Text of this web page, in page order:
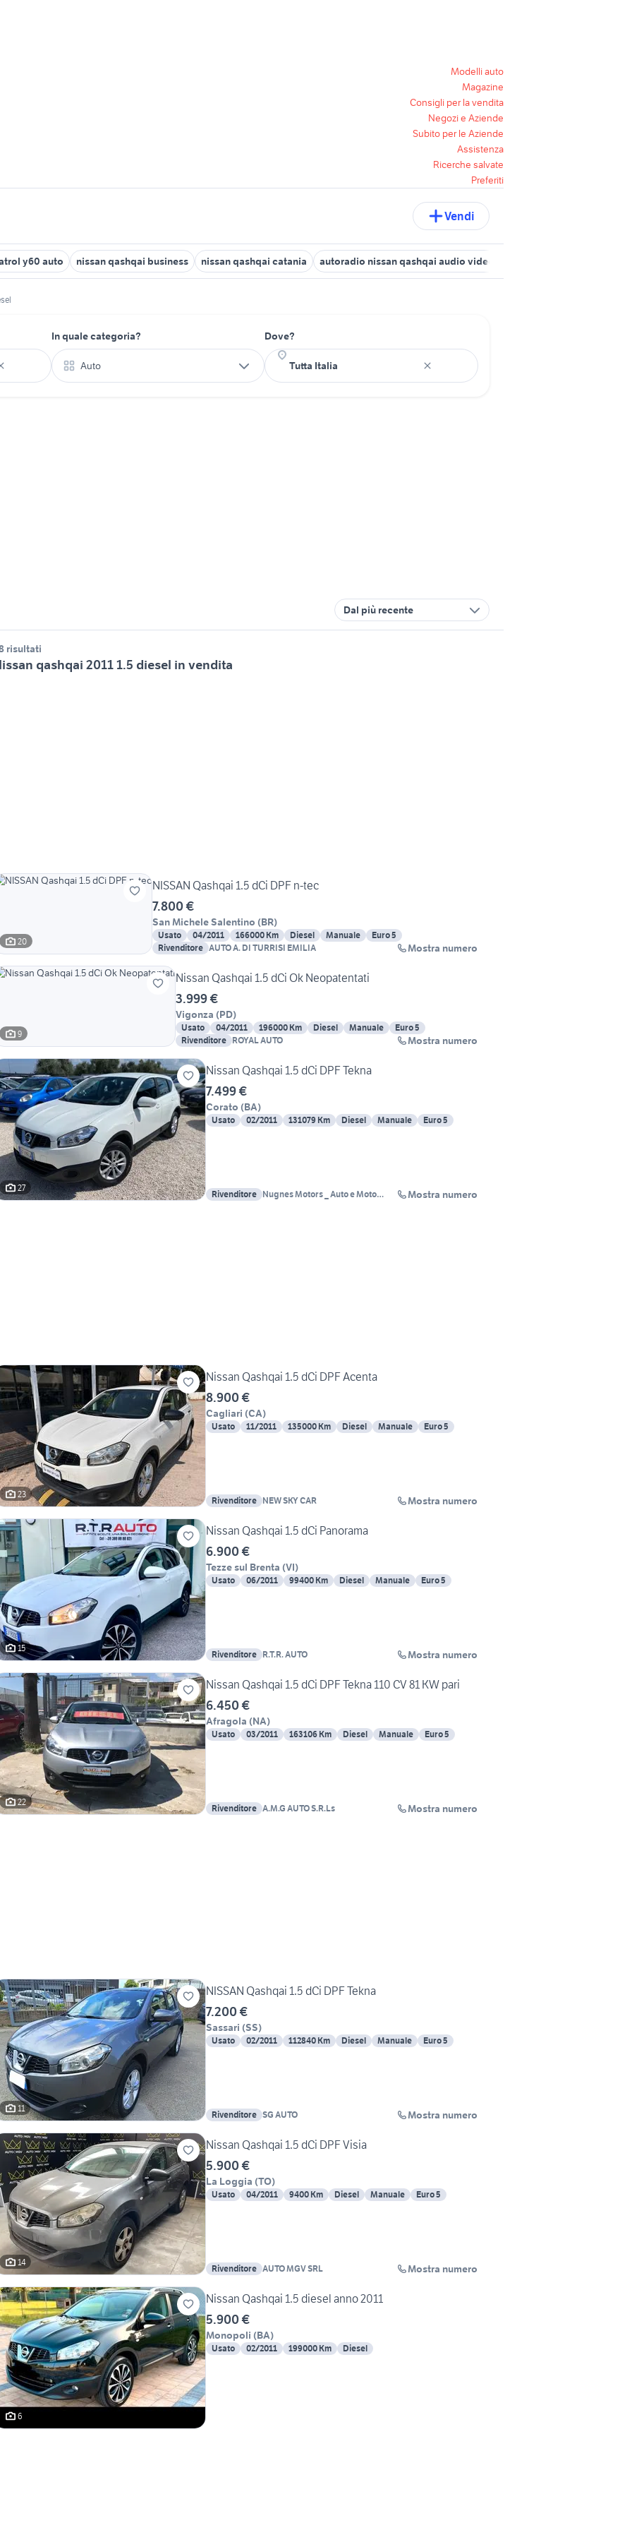
Modelli auto
Magazine
Consigli per la vendita
Negozi e Aziende
Subito per le Aziende
Assistenza
Ricerche salvate
Preferiti
Vendi
y60 auto nissan qashqai business nissan qashqai catania autoradio nissan qashqai audio video
In quale categoria?
Auto
Dove?
Dal più recente
risultati
qashqai 2011 1.5 diesel in vendita
20
NISSAN Qashqai 1.5 dCi DPF n-tec
7.800 €
San Michele Salentino (BR)
Usato 04/2011 166000 Km Diesel Manuale
Euro 5
Rivenditore AUTO A. DI TURRISI EMILIA Mostra numero
9
Nissan Qashqai 1.5 dCi Ok Neopatentati
3.999 €
Vigonza (PD)
Usato 04/2011 196000 Km Diesel Manuale
Euro 5
Rivenditore ROYAL AUTO Mostra numero
27
Nissan Qashqai 1.5 dCi DPF Tekna
7.499 €
Corato (BA)
Usato 02/2011 131079 Km Diesel Manuale Euro 5
Rivenditore Nugnes Motors _ Auto e Moto
Mostra numero
23
Nissan Qashqai 1.5 dCi DPF Acenta
8.900 €
Cagliari (CA)
Usato 11/2011 135000 Km Diesel Manuale Euro 5
Rivenditore NEW SKY CAR Mostra numero
15
Nissan Qashqai 1.5 dCi Panorama
6.900 €
Tezze sul Brenta (VI)
Usato 06/2011 99400 Km Diesel Manuale Euro 5
Rivenditore R.T.R. AUTO Mostra numero
22
Nissan Qashqai 1.5 dCi DPF Tekna 110 CV 81 KW pari
6.450 €
Afragola (NA)
Usato 03/2011 163106 Km Diesel Manuale Euro 5
Rivenditore A.M.G AUTO S.R.Ls Mostra numero
11
NISSAN Qashqai 1.5 dCi DPF Tekna
7.200 €
Sassari (SS)
Usato 02/2011 112840 Km Diesel Manuale Euro 5
Rivenditore SG AUTO Mostra numero
14
Nissan Qashqai 1.5 dCi DPF Visia
5.900 €
La Loggia (TO)
Usato 04/2011 9400 Km Diesel Manuale Euro 5
Rivenditore AUTO MGV SRL Mostra numero
6
Nissan Qashqai 1.5 diesel anno 2011
5.900 €
Monopoli (BA)
Usato 02/2011 199000 Km Diesel